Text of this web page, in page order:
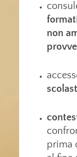
non
prima